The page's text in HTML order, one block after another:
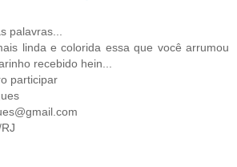
palavras...
linda e colorida essa que você arrumou
recebido hein...
participar